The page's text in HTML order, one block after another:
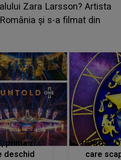
CINE ESTE
Aflându-se în fața
IMEDIAT: "Am
prima zi.
deschid
care